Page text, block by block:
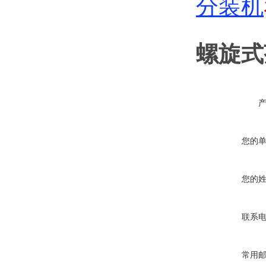
分装机
螺旋
您的
您的
联系
常用